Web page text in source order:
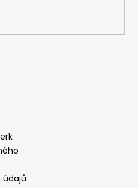
údajů